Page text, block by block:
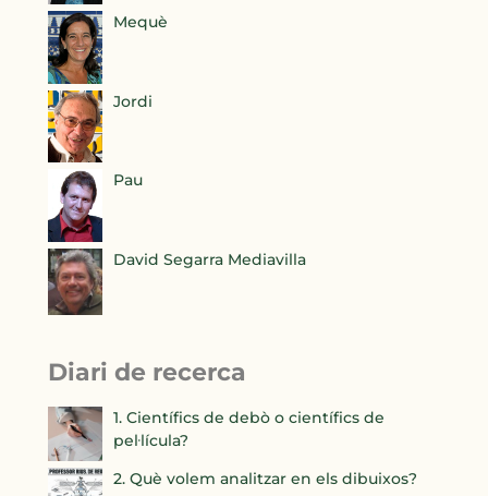
Mequè
Jordi
Pau
David Segarra Mediavilla
Diari de recerca
1. Científics de debò o científics de
pel·lícula?
2. Què volem analitzar en els dibuixos?